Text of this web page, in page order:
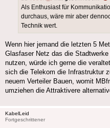
Als Enthusiast für
durchaus, wäre mir aber
Technik wert.
Wenn hier jemand die letzten 5
Glasfaser Netz das die
nutzen, würde ich gerne die
sich die Telekom die Infrastruktur
neuem Verteiler Bauen, womit
umziehen die Attraktivere
KabelLeid
Fortgeschrittener